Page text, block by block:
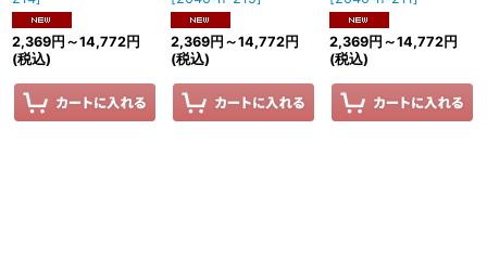
2,369円 ～14,772円
(税込)
2,369円 ～14,772円
(税込)
2,369円 ～14,772円
(税込)